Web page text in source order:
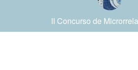
II Concurso de